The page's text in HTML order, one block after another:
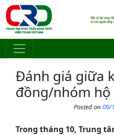
Skip to main content
Đánh giá giữa
đồng/nhóm
Posted on 09/
Trong tháng 10, Trung